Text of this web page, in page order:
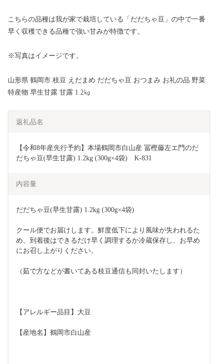
こちらの品種は我が家で栽培している「だだちゃ豆」の中で一番
早く収穫できる品種で強い甘みが特徴です。
※写真はイメージです。
山形県 鶴岡市 枝豆 えだまめ だだちゃ豆 おつまみ お礼の品 野菜
特産物 早生甘露 甘露 1.2㎏
返礼品名
【令和8年産先行予約】本場鶴岡市白山産 冨樫藤左エ門のだ
だちゃ豆(早生甘露) 1.2kg (300g×4袋)　K-831
内容量
だだちゃ豆(早生甘露) 1.2kg (300g×4袋)
クール便でお届けします。鮮度低下により風味が失われるた
め、到着後はできるだけ早く調理するか冷蔵保存し、お早め
にお召し上がりください。
（茹で方などが書いてある枝豆通信も同封いたします）
【アレルギー品目】大豆
【産地名】鶴岡市白山産